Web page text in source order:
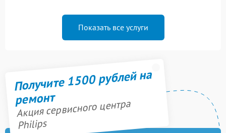
Показать все услуги
Получите 1500 рублей на
ремонт
Акция сервисного центра
Philips